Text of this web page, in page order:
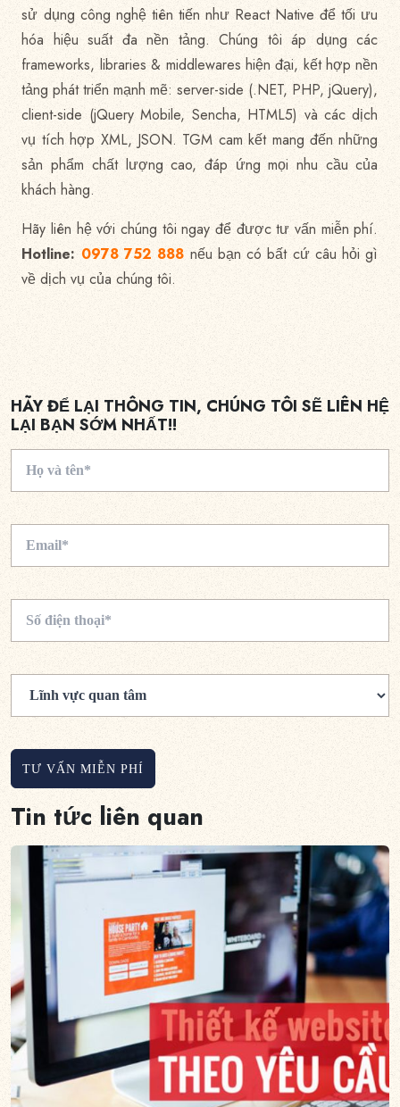
sử dụng công nghệ tiên tiến như React Native để tối ưu
hóa hiệu suất đa nền tảng. Chúng tôi áp dụng các
frameworks, libraries & middlewares hiện đại, kết hợp nền
tảng phát triển mạnh mẽ: server-side (.NET, PHP, jQuery),
client-side (jQuery Mobile, Sencha, HTML5) và các dịch
vụ tích hợp XML, JSON. TGM cam kết mang đến những
sản phẩm chất lượng cao, đáp ứng mọi nhu cầu của
khách hàng.
Hãy liên hệ với chúng tôi ngay để được tư vấn miễn phí.
Hotline: 0978 752 888 nếu bạn có bất cứ câu hỏi gì
về dịch vụ của chúng tôi.
HÃY ĐỂ LẠI THÔNG TIN, CHÚNG TÔI SẼ LIÊN HỆ
LẠI BẠN SỚM NHẤT!!
TƯ VẤN MIỄN PHÍ
Tin tức liên quan